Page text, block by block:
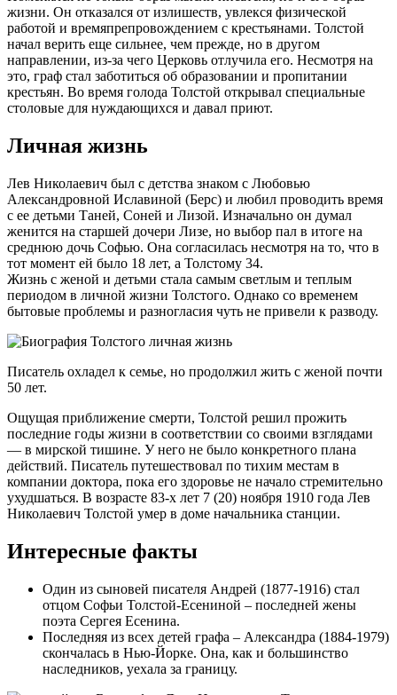
жизни. Он отказался от излишеств, увлекся физической
работой и времяпрепровождением с крестьянами. Толстой
начал верить еще сильнее, чем прежде, но в другом
направлении, из-за чего Церковь отлучила его. Несмотря на
это, граф стал заботиться об образовании и пропитании
крестьян. Во время голода Толстой открывал специальные
столовые для нуждающихся и давал приют.
Личная жизнь
Лев Николаевич был с детства знаком с Любовью
Александровной Иславиной (Берс) и любил проводить время
с ее детьми Таней, Соней и Лизой. Изначально он думал
женится на старшей дочери Лизе, но выбор пал в итоге на
среднюю дочь Софью. Она согласилась несмотря на то, что в
тот момент ей было 18 лет, а Толстому 34.
Жизнь с женой и детьми стала самым светлым и теплым
периодом в личной жизни Толстого. Однако со временем
бытовые проблемы и разногласия чуть не привели к разводу.
Писатель охладел к семье, но продолжил жить с женой почти
50 лет.
Ощущая приближение смерти, Толстой решил прожить
последние годы жизни в соответствии со своими взглядами
— в мирской тишине. У него не было конкретного плана
действий. Писатель путешествовал по тихим местам в
компании доктора, пока его здоровье не начало стремительно
ухудшаться. В возрасте 83-х лет 7 (20) ноября 1910 года Лев
Николаевич Толстой умер в доме начальника станции.
Интересные факты
Один из сыновей писателя Андрей (1877-1916) стал
отцом Софьи Толстой-Есениной – последней жены
поэта Сергея Есенина.
Последняя из всех детей графа – Александра (1884-1979)
скончалась в Нью-Йорке. Она, как и большинство
наследников, уехала за границу.